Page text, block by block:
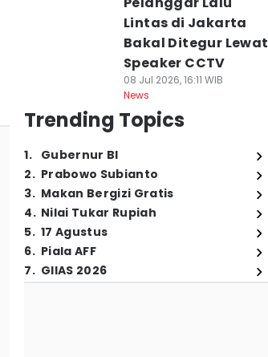
Lintas di Jakarta
Bakal Ditegur Lewat
Speaker CCTV
08 Jul 2026, 16:11 WIB
News
Trending Topics
1. Gubernur BI
2. Prabowo Subianto
3. Makan Bergizi Gratis
4. Nilai Tukar Rupiah
5. 17 Agustus
6. Piala AFF
7. GIIAS 2026